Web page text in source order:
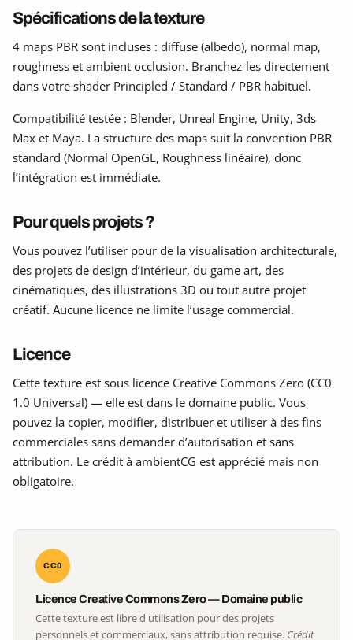
Spécifications de la texture
4 maps PBR sont incluses : diffuse (albedo), normal map,
roughness et ambient occlusion. Branchez-les directement
dans votre shader Principled / Standard / PBR habituel.
Compatibilité testée : Blender, Unreal Engine, Unity, 3ds
Max et Maya. La structure des maps suit la convention PBR
standard (Normal OpenGL, Roughness linéaire), donc
l’intégration est immédiate.
Pour quels projets ?
Vous pouvez l’utiliser pour de la visualisation architecturale,
des projets de design d’intérieur, du game art, des
cinématiques, des illustrations 3D ou tout autre projet
créatif. Aucune licence ne limite l’usage commercial.
Licence
Cette texture est sous licence Creative Commons Zero (CC0
1.0 Universal) — elle est dans le domaine public. Vous
pouvez la copier, modifier, distribuer et utiliser à des fins
commerciales sans demander d’autorisation et sans
attribution. Le crédit à ambientCG est apprécié mais non
obligatoire.
CC0
Licence Creative Commons Zero — Domaine public
Cette texture est libre d'utilisation pour des projets
personnels et commerciaux, sans attribution requise. Crédit